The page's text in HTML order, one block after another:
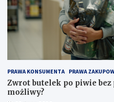
PRAWA KONSUMENTA PRAWA
Zwrot butelek po piwie bez
możliwy?